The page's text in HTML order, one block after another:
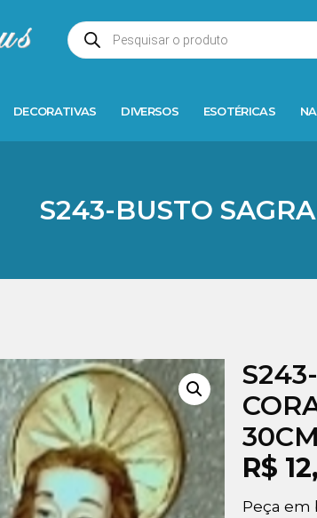
DECORATIVAS DIVERSOS ESOTÉRICAS
S243-BUSTO
30CM
R$
Peça em